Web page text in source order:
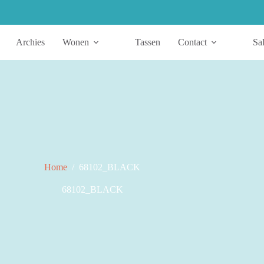
Archies Wonen Tassen Contact
Home / 68102_BLACK
68102_BLACK